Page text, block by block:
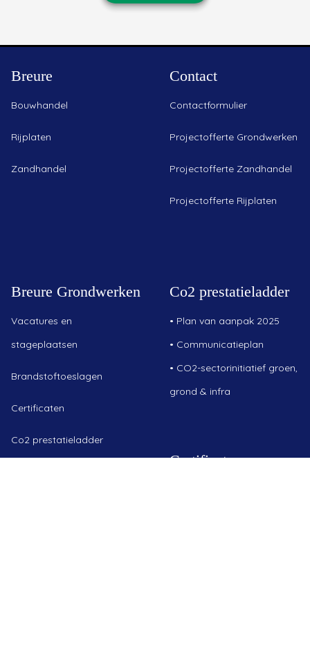
Breure
Bouwhandel
Rijplaten
Zandhandel
Contact
Contactformulier
Projectofferte Grondwerken
Projectofferte Zandhandel
Projectofferte Rijplaten
Breure Grondwerken
Vacatures en
stageplaatsen
Brandstoftoeslagen
Certificaten
Co2 prestatieladder
Co2 prestatieladder
• Plan van aanpak 2025
• Communicatieplan
• CO2-sectorinitiatief groen,
grond & infra
Certificaten